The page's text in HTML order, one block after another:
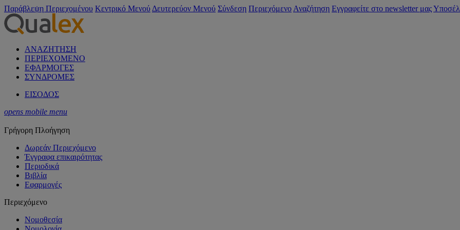
Παράβλεψη Περιεχομένου Κεντρικό Μενού Δευτερεύον Μενού Σύνδεση Περιεχόμενο Αναζήτηση Εγγραφείτε στο newsletter μας
ΑΝΑΖΗΤΗΣΗ
ΠΕΡΙΕΧΟΜΕΝΟ
ΕΦΑΡΜΟΓΕΣ
ΣΥΝΔΡΟΜΕΣ
ΕΙΣΟΔΟΣ
opens mobile menu
Γρήγορη Πλοήγηση
Δωρεάν Περιεχόμενο
Έγγραφα επικαιρότητας
Περιοδικά
Βιβλία
Εφαρμογές
Περιεχόμενο
Νομοθεσία